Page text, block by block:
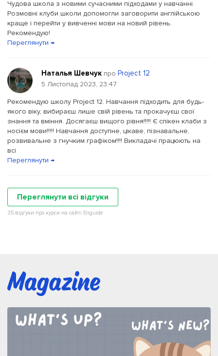
Чудова школа з новими сучасними підходами у навчанні.
Розмовні клуби школи допомогли заговорити англійською
краще і перейти у вивченні мови на новий рівень.
Рекомендую!
Переглянути →
Наталья Шевчук про Project 12
5 Листопад 2023, 23:47
Рекомендую школу Project 12. Навчання підходить для будь-
якого віку, вибираєш лише свій рівень та прокачуєш свої
знання та вміння. Досягаєш вищого рівня!!!!! Є спікен клаби з
носієм мови!!!!! Навчання доступне, цікаве, пізнавальне,
розвивальне з гнучким графіком!!!! Викладачі працюють на
всі
Переглянути →
Переглянути всі відгуки
35 відгуки про курси на сайті Enguide